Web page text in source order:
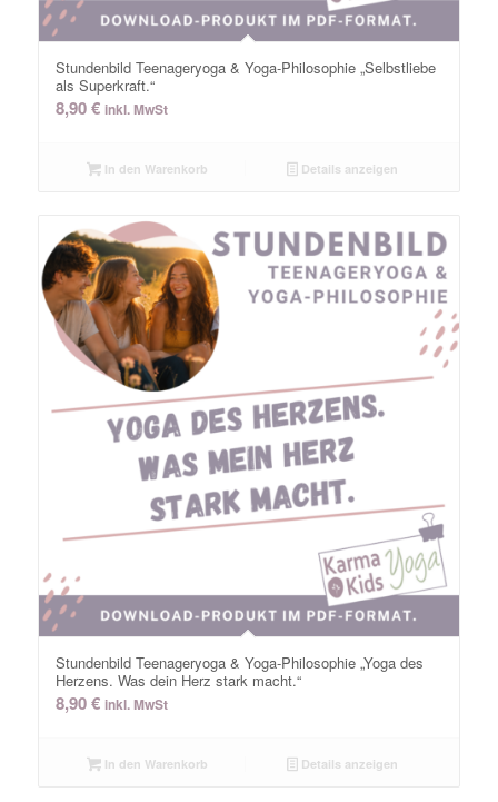
Stundenbild Teenageryoga & Yoga-Philosophie „Selbstliebe
als Superkraft.“
8,90€ inkl. MwSt
In den Warenkorb Details anzeigen
Stundenbild Teenageryoga & Yoga-Philosophie „Yoga des
Herzens. Was dein Herz stark macht.“
8,90€ inkl. MwSt
In den Warenkorb Details anzeigen